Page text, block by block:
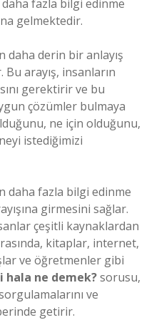
fazla bilgi edinme
gelmektedir.
daha derin bir anlayış
Bu arayış, insanların
gerektirir ve bu
çözümler bulmaya
ne için olduğunu,
istediğimizi
daha fazla bilgi edinme
girmesini sağlar.
çeşitli kaynaklardan
kitaplar, internet,
ve öğretmenler gibi
hala ne demek?sorusu,
ve
getirir.